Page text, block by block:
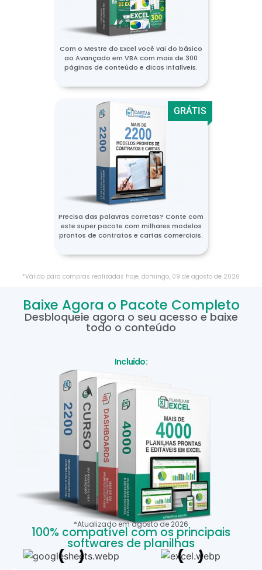
Com o Mestre do Excel você vai do básico
ao Avançado em VBA com mais de 300
páginas de conteúdo e dicas infalíveis.
GRÁTIS
Precisa das palavras corretas? Conte com
este super pacote com milhares modelos
prontos de contratos e cartas comerciais.
*Válido para compras realizadas hoje, domingo, 09 de agosto de 2026
Baixe Agora o Pacote Completo
Desbloqueie agora o seu acesso e baixe
todo o conteúdo
Incluído:
*Atualizado emagostode 2026
100% compatível com os principais
softwares de planilhas